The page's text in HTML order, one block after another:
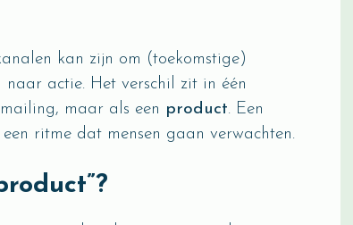
kan zijn om (toekomstige)
actie. Het verschil zit in één
maar als een product. Een
ritme dat mensen gaan verwachten.